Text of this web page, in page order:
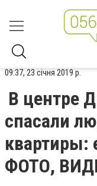
09:37, 23 січня 2019 р.
В центре
спасали
квартиры:
ФОТО,